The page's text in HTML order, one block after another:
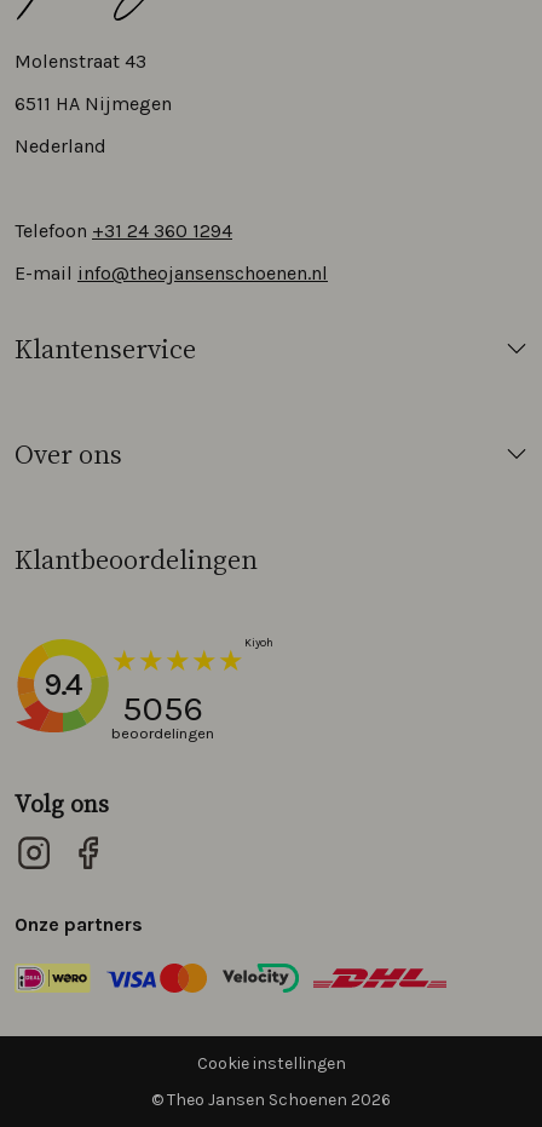
Molenstraat 43
6511 HA Nijmegen
Nederland
Telefoon +31 24 360 1294
E-mail info@theojansenschoenen.nl
Klantenservice
Over ons
Klantbeoordelingen
9.4
5056
beoordelingen
Volg ons
Onze partners
Cookie instellingen
© Theo Jansen Schoenen 2026